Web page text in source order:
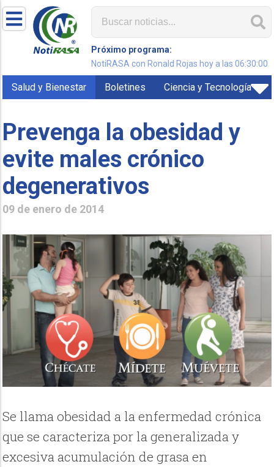
Próximo programa:
NotiRASA con Ronald Rojas hoy a las 06:30:00
Salud y Bienestar Boletines Ciencia y Tecnología
Prevenga la obesidad y
evite males crónico
degenerativos
09 de enero de 2014
Se llama obesidad a la enfermedad crónica
que se caracteriza por la generalizada y
excesiva acumulación de grasa en